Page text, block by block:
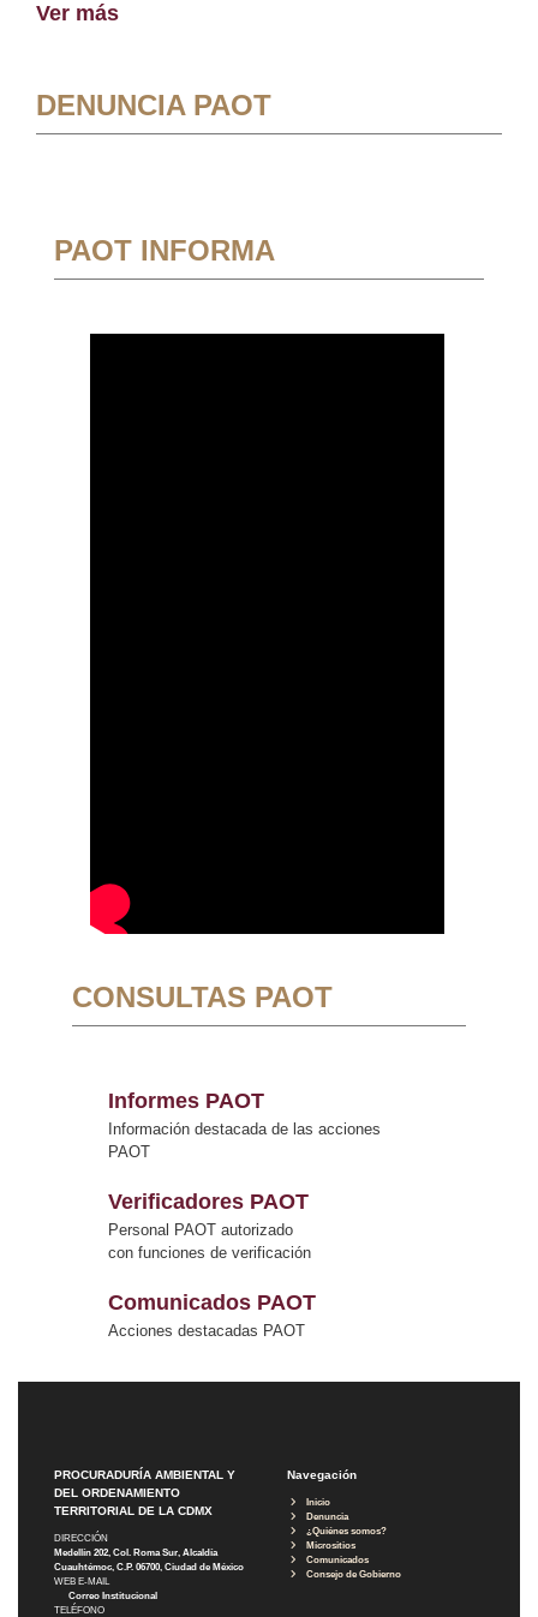
Ver más
DENUNCIA PAOT
PAOT INFORMA
CONSULTAS PAOT
Informes PAOT
Información destacada de las acciones
PAOT
Verificadores PAOT
Personal PAOT autorizado
con funciones de verificación
Comunicados PAOT
Acciones destacadas PAOT
PROCURADURÍA AMBIENTAL Y
DEL ORDENAMIENTO
TERRITORIAL DE LA CDMX
DIRECCIÓN
Medellín 202, Col. Roma Sur, Alcaldía
Cuauhtémoc, C.P. 06700, Ciudad de México
WEB E-MAIL
Correo Institucional
TELÉFONO
Navegación
Inicio
Denuncia
¿Quiénes somos?
Micrositios
Comunicados
Consejo de Gobierno